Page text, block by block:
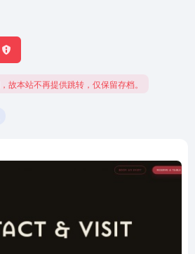
故本站不再提供跳转，仅保留存档。